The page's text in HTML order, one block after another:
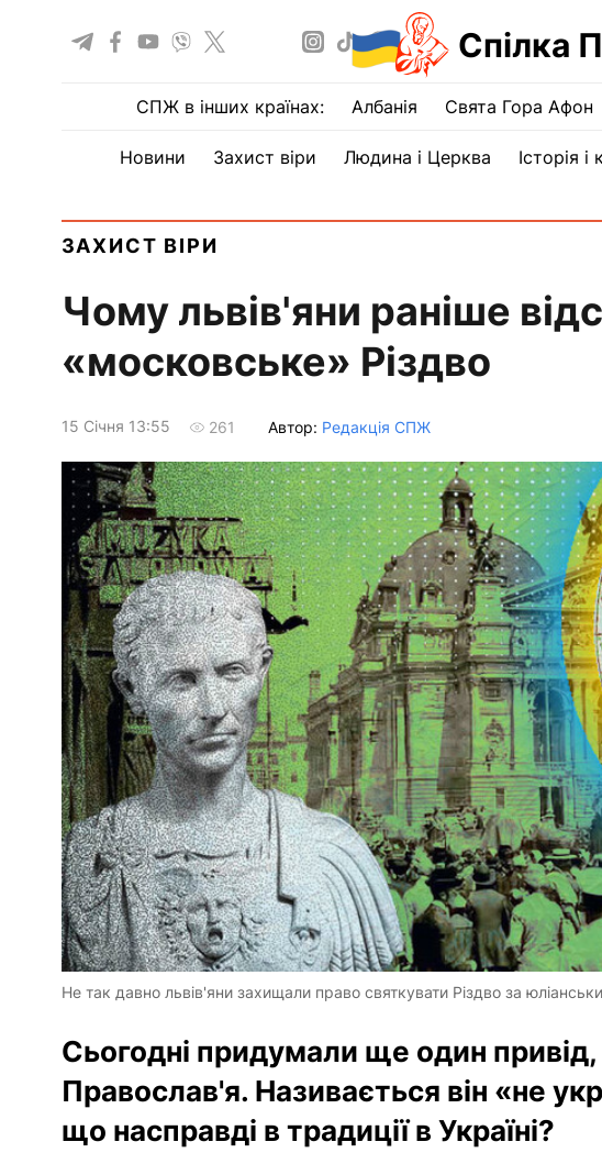
Спілка
СПЖ в інших країнах: Албанія Свята Гора Афон
Новини Захист віри Людина і Церква Історія і
ЗАХИСТ ВІРИ
Чому львів'яни раніше
«московське» Різдво
15 Сiчня 13:55 261 Автор: Редакція СПЖ
Не так давно львів'яни захищали право святкувати Різдво за
Сьогодні придумали ще один
Православ'я. Називається він «не
що насправді в традиції в Україні?